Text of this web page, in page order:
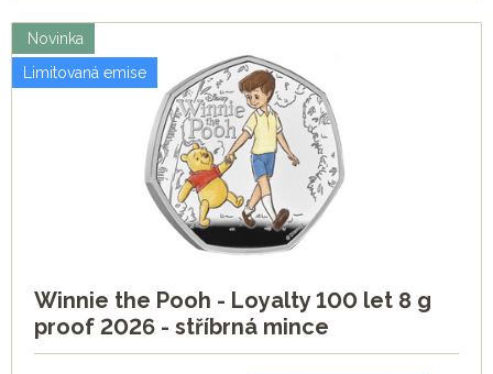
Novinka
Limitovaná emise
Winnie the Pooh - Loyalty 100 let 8 g
proof 2026 - stříbrná mince